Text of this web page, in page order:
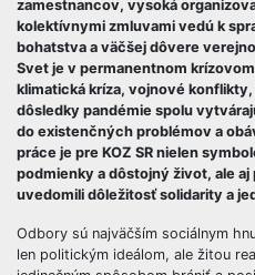
zamestnancov, vysoká
kolektívnymi zmluvami vedú k
bohatstva a väčšej dôvere
Svet je v permanentnom
klimatická kríza, vojnové
dôsledky pandémie spolu
do existenčných problémov a
práce je pre KOZ SR nielen
podmienky a dôstojný život, ale
uvedomili dôležitosť solidarity a
Odbory sú najväčším sociálnym
len politickým ideálom, ale žitou